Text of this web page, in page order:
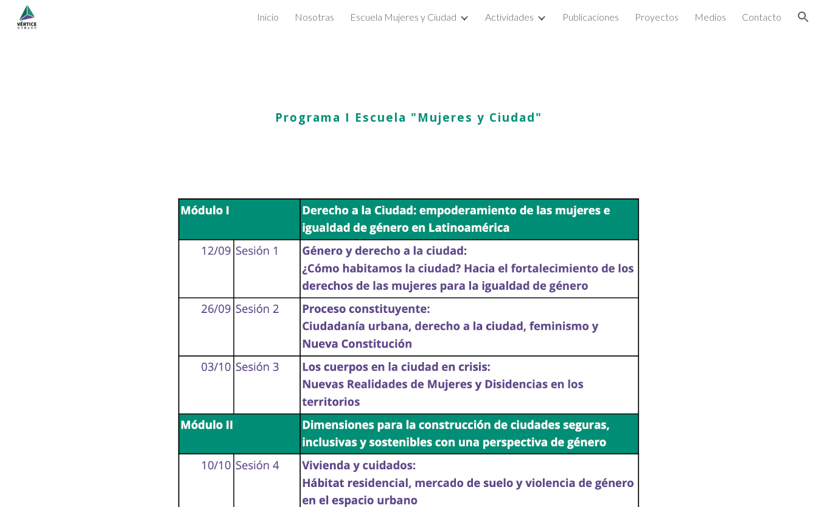
Skip to main content Skip to navigation
Inicio Nosotras Escuela Mujeres y Ciudad Actividades Publicaciones Proyectos Medios Contacto
Programa I Escuela "Mujeres y Ciudad"